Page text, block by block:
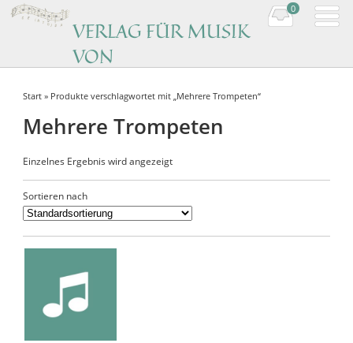
VERLAG FÜR MUSIK
VON
Music by women composers
0
Start » Produkte verschlagwortet mit „Mehrere Trompeten“
Mehrere Trompeten
Einzelnes Ergebnis wird angezeigt
Sortieren nach